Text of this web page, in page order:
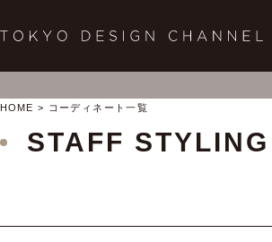
HOME コーディネート一覧
STAFF STYLING